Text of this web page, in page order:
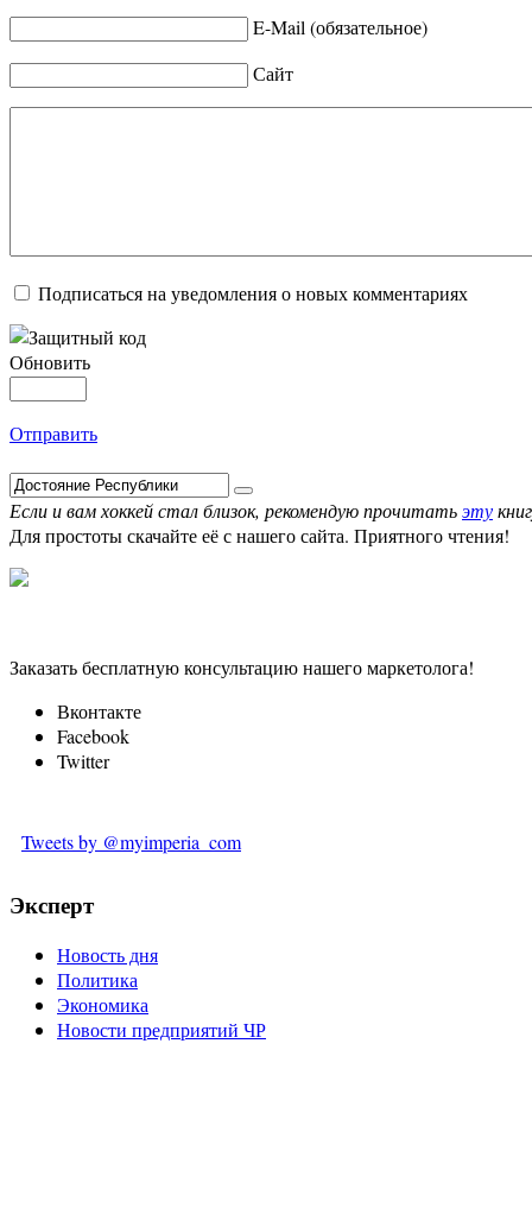
E-Mail (обязательное)
Сайт
Подписаться на уведомления о новых комментариях
Обновить
Отправить
Если и вам хоккей стал близок, рекомендую прочитатьэту
Для простоты скачайте её с нашего сайта. Приятного чтения!
Заказать бесплатную консультацию нашего маркетолога!
Вконтакте
Facebook
Twitter
Tweets by @myimperia_com
Эксперт
Новость дня
Политика
Экономика
Новости предприятий ЧР